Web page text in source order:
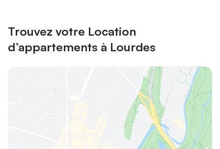
Trouvez votre Location
d’appartements à Lourdes